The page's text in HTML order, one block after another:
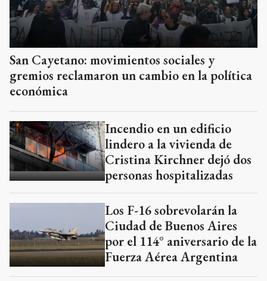
San Cayetano: movimientos sociales y
gremios reclamaron un cambio en la política
económica
Incendio en un edificio
lindero a la vivienda de
Cristina Kirchner dejó dos
personas hospitalizadas
Los F-16 sobrevolarán la
Ciudad de Buenos Aires
por el 114° aniversario de la
Fuerza Aérea Argentina